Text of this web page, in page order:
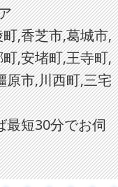
,香芝市,葛城市,
,安堵町,王寺町,
原市,川西町,三宅
最短30分でお伺